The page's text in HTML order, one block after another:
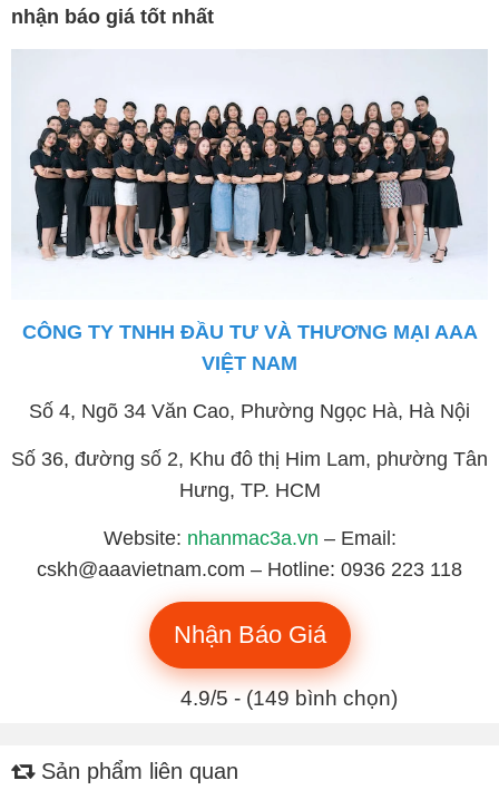
nhận báo giá tốt nhất
CÔNG TY TNHH ĐẦU TƯ VÀ THƯƠNG MẠI AAA
VIỆT NAM
Số 4, Ngõ 34 Văn Cao, Phường Ngọc Hà, Hà Nội
Số 36, đường số 2, Khu đô thị Him Lam, phường Tân
Hưng, TP. HCM
Website: nhanmac3a.vn – Email:
cskh@aaavietnam.com – Hotline: 0936 223 118
Nhận Báo Giá
4.9/5 - (149 bình chọn)
Sản phẩm liên quan